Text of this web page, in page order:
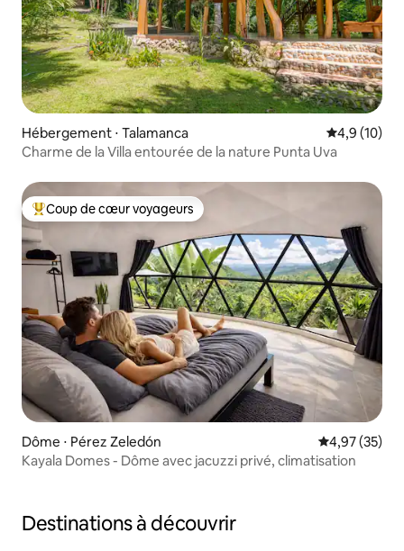
Hébergement ⋅ Talamanca Évaluation
4,9 (10)
Charme de la Villa entourée de la nature Punta Uva
Coups de cœur voyageurs les plus appréciés
Coup de cœur voyageurs
Dôme ⋅ Pérez Zeledón Évaluation
4,97 (35)
Kayala Domes - Dôme avec jacuzzi privé, climatisation
Destinations à découvrir